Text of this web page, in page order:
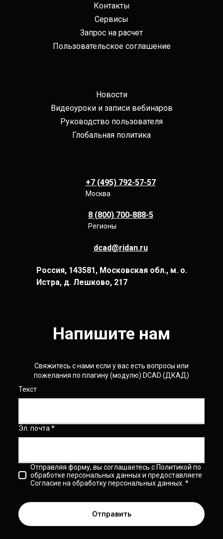
Контакты
Сервисы
Запрос на расчет
Пользовательское соглашение
Новости
Видеоуроки и записи вебинаров
Руководство пользователя
Глобальная политика
+7 (495) 792-57-57
Москва
8 (800) 700-888-5
Регионы
dcad@ridan.ru
Россия, 143581, Московская обл., м. о.
Истра, д. Лешково, 217
Напишите нам
Свяжитесь с нами если у вас есть вопросы или
пожелания по плагину (модулю) DCAD (ДКАД)
Текст
Эл. почта *
Отправляя форму, вы соглашаетесь с Политикой по
обработке персональных данных и предоставляете
Согласие на обработку персональных данных. *
Отправить